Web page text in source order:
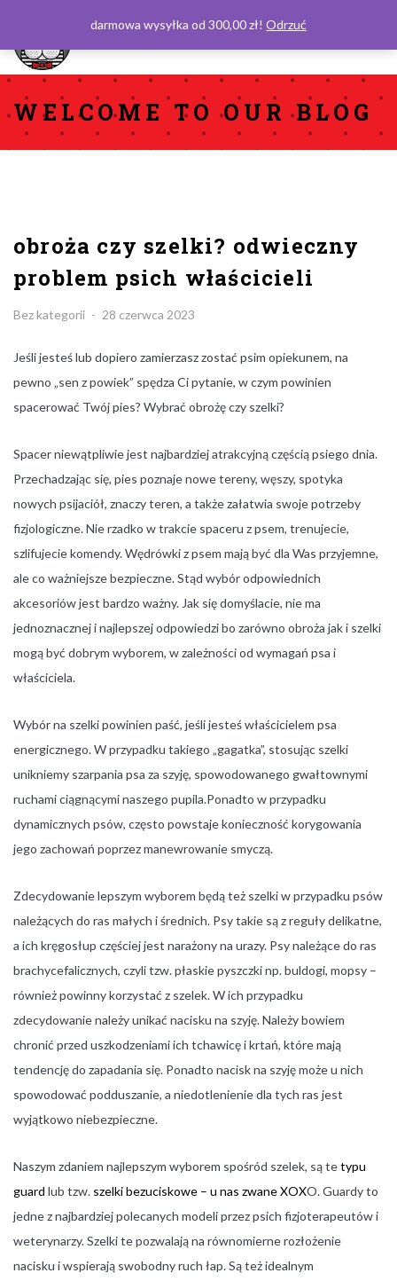
WELCOME TO OUR BLOG
obroża czy szelki? odwieczny
problem psich właścicieli
Categories:
Bez kategorii
Posted
28 czerwca 2023
Jeśli jesteś lub dopiero zamierzasz zostać psim opiekunem, na
pewno „sen z powiek” spędza Ci pytanie, w czym powinien
spacerować Twój pies? Wybrać obrożę czy szelki?
Spacer niewątpliwie jest najbardziej atrakcyjną częścią psiego dnia.
Przechadzając się, pies poznaje nowe tereny, węszy, spotyka
nowych psijaciół, znaczy teren, a także załatwia swoje potrzeby
fizjologiczne. Nie rzadko w trakcie spaceru z psem, trenujecie,
szlifujecie komendy. Wędrówki z psem mają być dla Was przyjemne,
ale co ważniejsze bezpieczne. Stąd wybór odpowiednich
akcesoriów jest bardzo ważny. Jak się domyślacie, nie ma
jednoznacznej i najlepszej odpowiedzi bo zarówno obroża jak i szelki
mogą być dobrym wyborem, w zależności od wymagań psa i
właściciela.
Wybór na szelki powinien paść, jeśli jesteś właścicielem psa
energicznego. W przypadku takiego „gagatka”, stosując szelki
unikniemy szarpania psa za szyję, spowodowanego gwałtownymi
ruchami ciągnącymi naszego pupila.Ponadto w przypadku
dynamicznych psów, często powstaje konieczność korygowania
jego zachowań poprzez manewrowanie smyczą.
Zdecydowanie lepszym wyborem będą też szelki w przypadku psów
należących do ras małych i średnich. Psy takie są z reguły delikatne,
a ich kręgosłup częściej jest narażony na urazy. Psy należące do ras
brachycefalicznych, czyli tzw. płaskie pyszczki np. buldogi, mopsy –
również powinny korzystać z szelek. W ich przypadku
zdecydowanie należy unikać nacisku na szyję. Należy bowiem
chronić przed uszkodzeniami ich tchawicę i krtań, które mają
tendencję do zapadania się. Ponadto nacisk na szyję może u nich
spowodować podduszanie, a niedotlenienie dla tych ras jest
wyjątkowo niebezpieczne.
Naszym zdaniem najlepszym wyborem spośród szelek, są tetypu
guard lub tzw. szelki bezuciskowe – u nas zwane XOXO. Guardy to
jedne z najbardziej polecanych modeli przez psich fizjoterapeutów i
weterynarzy. Szelki te pozwalają na równomierne rozłożenie
nacisku i wspierają swobodny ruch łap. Są też idealnym
darmowa wysyłka od 300,00 zł! Odrzuć